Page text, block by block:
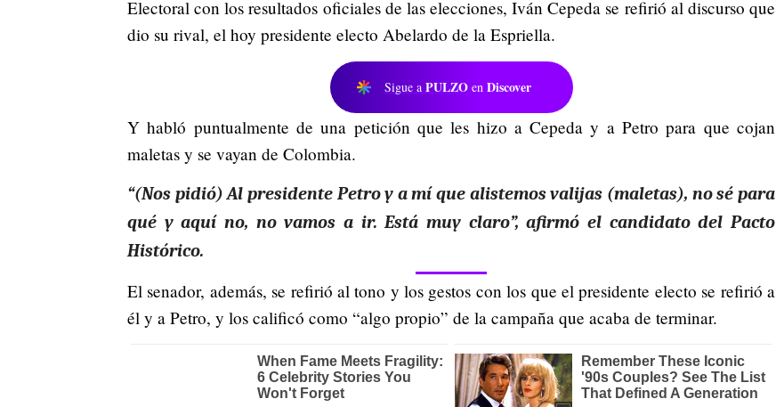
Electoral con los resultados oficiales de las elecciones, Iván Cepeda se refirió al discurso que
dio su rival, el hoy presidente electo Abelardo de la Espriella.
Sigue a PULZO en Discover
Y habló puntualmente de una petición que les hizo a Cepeda y a Petro para que cojan
maletas y se vayan de Colombia.
“(Nos pidió) Al presidente Petro y a mí que alistemos valijas (maletas), no sé para
qué y aquí no, no vamos a ir. Está muy claro”, afirmó el candidato del Pacto
Histórico.
El senador, además, se refirió al tono y los gestos con los que el presidente electo se refirió a
él y a Petro, y los calificó como “algo propio” de la campaña que acaba de terminar.